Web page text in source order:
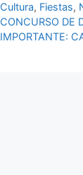
Cultura, Fiestas,
CONCURSO DE
IMPORTANTE: